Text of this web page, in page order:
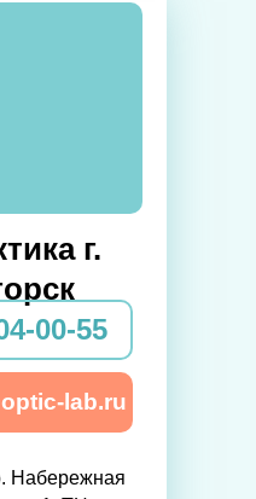
г.
00-55
lab.ru
Набережная